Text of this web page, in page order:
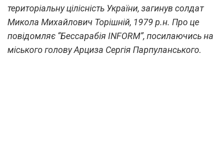
територіальну цілісність України, загинув солдат
Микола Михайлович Торішній, 1979 р.н. Про це
повідомляє “Бессарабія INFORM”, посилаючись на
міського голову Арциза Сергія Парпуланського.